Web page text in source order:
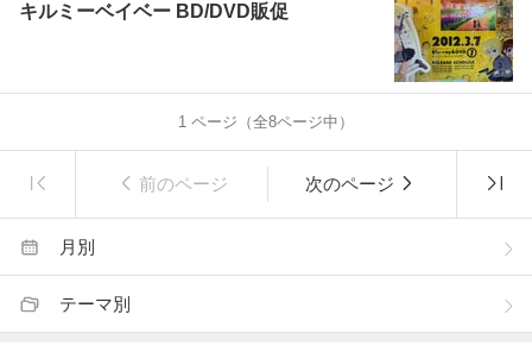
キルミーベイベー BD/DVD販促
1 ページ（全8ページ中）
前のページ 次のページ
月別
テーマ別